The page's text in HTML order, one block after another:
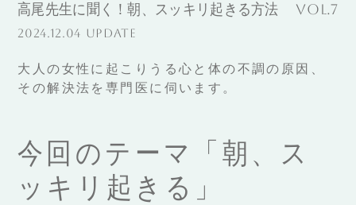
高尾先生に聞く！朝、スッキリ起きる方法 Vol.7
2024.12.04 UPDATE
大人の女性に起こりうる心と体の不調の原因、
その解決法を専門医に伺います。
今回のテーマ「朝、ス
ッキリ起きる」